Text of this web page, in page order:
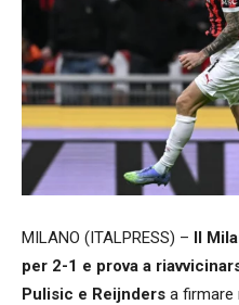
MILANO (ITALPRESS) – Il
per 2-1 e prova a
Pulisic e Reijnders a firmare